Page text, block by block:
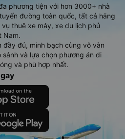
phương tiện với hơn 3000+ nhà
đường toàn quốc, tất cả hãng
thuê xe máy, xe du lịch phủ
Nam.
đầy đủ, minh bạch cùng vô vàn
và lựa chọn phương án di
và phù hợp nhất.